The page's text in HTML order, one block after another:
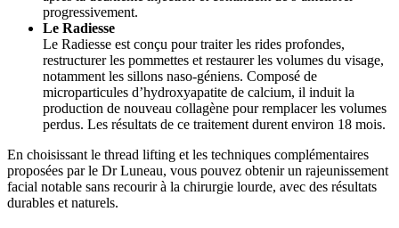
progressivement.
Le Radiesse
Le Radiesse est conçu pour traiter les rides profondes,
restructurer les pommettes et restaurer les volumes du visage,
notamment les sillons naso-géniens. Composé de
microparticules d’hydroxyapatite de calcium, il induit la
production de nouveau collagène pour remplacer les volumes
perdus. Les résultats de ce traitement durent environ 18 mois.
En choisissant le thread lifting et les techniques complémentaires
proposées par le Dr Luneau, vous pouvez obtenir un rajeunissement
facial notable sans recourir à la chirurgie lourde, avec des résultats
durables et naturels.